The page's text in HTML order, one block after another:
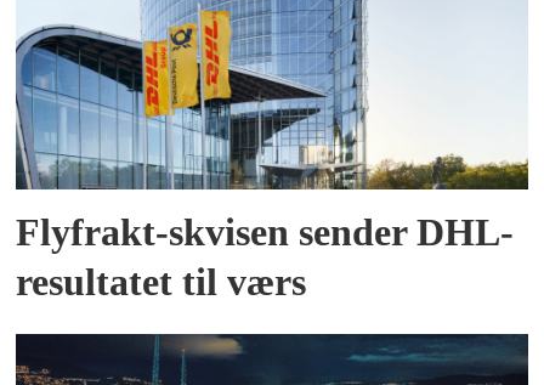
Flyfrakt-skvisen sender DHL-
resultatet til værs